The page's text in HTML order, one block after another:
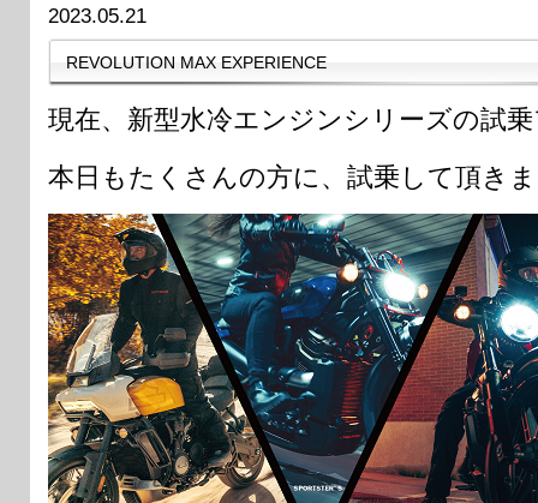
2023.05.21
REVOLUTION MAX EXPERIENCE
現在、新型水冷エンジンシリーズの試
本日もたくさんの方に、試乗して頂き